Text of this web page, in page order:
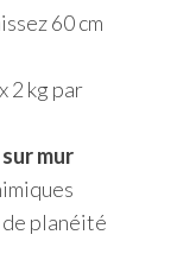
60 cm
2 kg par
mur
planéité